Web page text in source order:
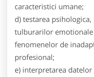
caracteristici umane;
d) testarea
tulburarilor emotionale
fenomenelor de
profesional;
e) interpretarea